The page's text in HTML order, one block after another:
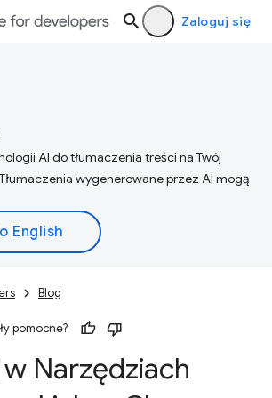
Zaloguj się
AI do tłumaczenia treści na Twój
wygenerowane przez AI mogą
Blog
pomocne?
Narzędziach